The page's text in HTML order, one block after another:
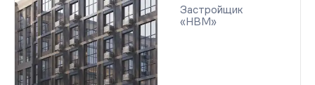
Застройщик
«НВМ»